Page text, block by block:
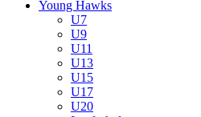
Young Hawks
U7
U9
U11
U13
U15
U17
U20